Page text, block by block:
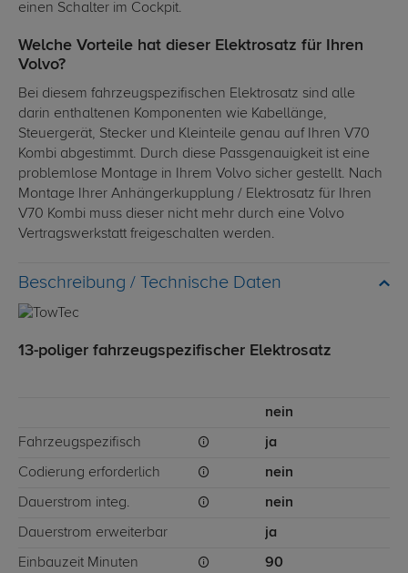
einen Schalter im Cockpit.
Welche Vorteile hat dieser Elektrosatz für Ihren
Volvo?
Bei diesem fahrzeugspezifischen Elektrosatz sind alle
darin enthaltenen Komponenten wie Kabellänge,
Steuergerät, Stecker und Kleinteile genau auf Ihren V70
Kombi abgestimmt. Durch diese Passgenauigkeit ist eine
problemlose Montage in Ihrem Volvo sicher gestellt. Nach
Montage Ihrer Anhängerkupplung / Elektrosatz für Ihren
V70 Kombi muss dieser nicht mehr durch eine Volvo
Vertragswerkstatt freigeschalten werden.
Technische Daten
13-poliger fahrzeugspezifischer Elektrosatz
nein
Fahrzeugspezifisch ja
Codierung erforderlich nein
Dauerstrom integ. nein
Dauerstrom erweiterbar ja
Einbauzeit Minuten 90